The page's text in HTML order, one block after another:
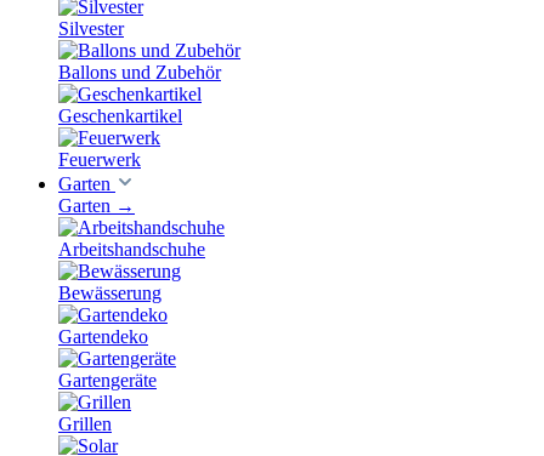
Silvester
Ballons und Zubehör
Geschenkartikel
Feuerwerk
Garten
Garten →
Arbeitshandschuhe
Bewässerung
Gartendeko
Gartengeräte
Grillen